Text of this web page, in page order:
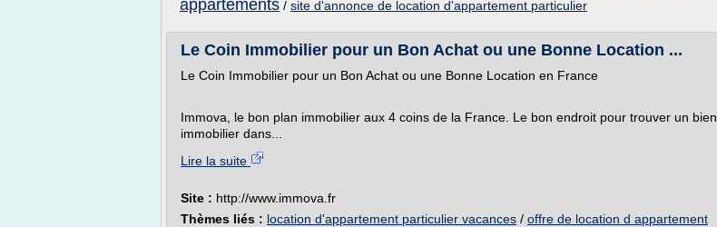
appartements / site d'annonce de location d'appartement particulier
Le Coin Immobilier pour un Bon Achat ou une Bonne Location ...
Le Coin Immobilier pour un Bon Achat ou une Bonne Location en France
Immova, le bon plan immobilier aux 4 coins de la France. Le bon endroit pour trouver un bien
immobilier dans...
Lire la suite
Site : http://www.immova.fr
Thèmes liés : location d'appartement particulier vacances / offre de location d appartement